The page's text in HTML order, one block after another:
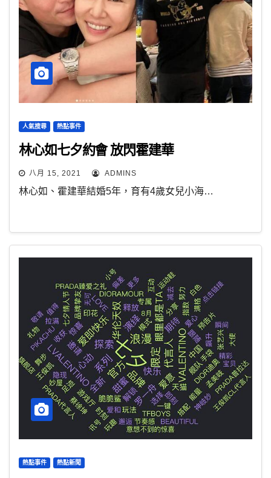
人氣搜尋 熱點事件
林心如七夕約會 放閃霍建華
八月 15, 2021 ADMINS
林心如、霍建華結婚5年，育有4歲女兒小海…
熱點事件 熱點新聞